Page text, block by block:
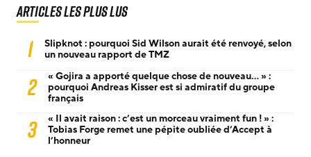
Articles les plus lus
1
Slipknot : pourquoi Sid Wilson aurait été renvoyé, selon
un nouveau rapport de TMZ
2
« Gojira a apporté quelque chose de nouveau… » :
pourquoi Andreas Kisser est si admiratif du groupe
français
3
« Il avait raison : c’est un morceau vraiment fun ! » :
Tobias Forge remet une pépite oubliée d’Accept à
l’honneur